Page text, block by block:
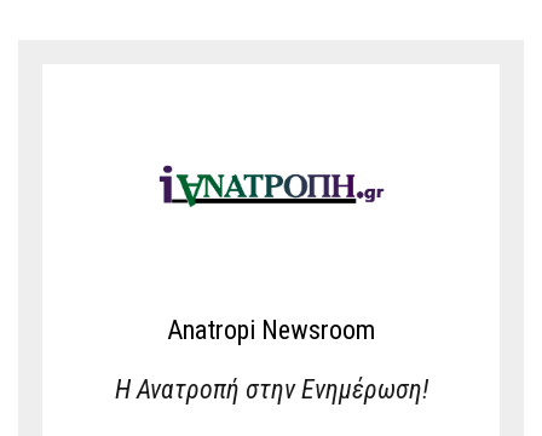
Anatropi Newsroom
Η Ανατροπή στην Ενημέρωση!